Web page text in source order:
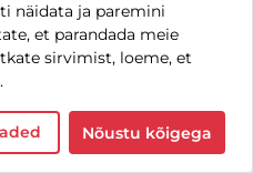
näidata ja paremini
et parandada meie
sirvimist, loeme, et
Nõustu kõigega